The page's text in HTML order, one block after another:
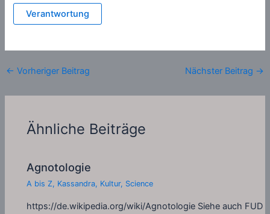
Verantwortung
← Vorheriger Beitrag Nächster Beitrag →
Ähnliche Beiträge
Agnotologie
A bis Z, Kassandra, Kultur, Science
https://de.wikipedia.org/wiki/Agnotologie Siehe auch FUD